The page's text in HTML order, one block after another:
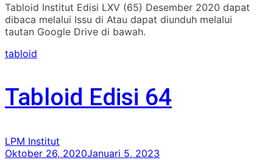
Tabloid Institut Edisi LXV (65) Desember 2020 dapat
dibaca melalui Issu di Atau dapat diunduh melalui
tautan Google Drive di bawah.
tabloid
Tabloid Edisi 64
LPM Institut
Oktober 26, 2020Januari 5, 2023